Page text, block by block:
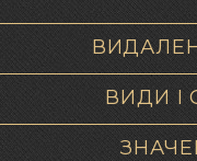
ВИДИ І